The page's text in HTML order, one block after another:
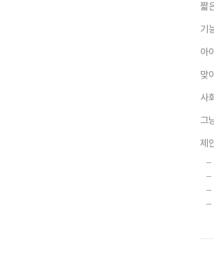
짧
기
아
맞
사
그
제